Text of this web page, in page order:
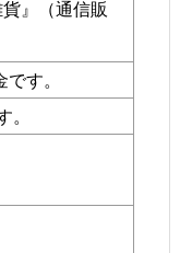
』（通信販
す。